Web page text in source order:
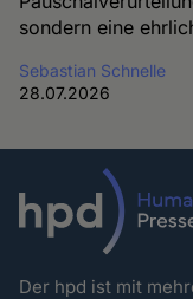
sondern eine
Sebastian Schnelle
28.07.2026
Der hpd ist mit